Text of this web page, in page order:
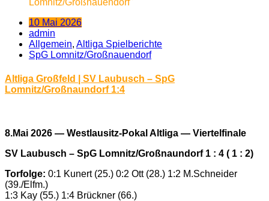
Lomnitz/Großnauendorf"
10 Mai 2026
admin
Allgemein, Altliga Spielberichte
SpG Lomnitz/Großnauendorf
Altliga Großfeld | SV Laubusch – SpG
Lomnitz/Großnaundorf 1:4
8.Mai 2026 — Westlausitz-Pokal Altliga — Viertelfinale
SV Laubusch – SpG Lomnitz/Großnaundorf 1 : 4 ( 1 : 2)
Torfolge: 0:1 Kunert (25.) 0:2 Ott (28.) 1:2 M.Schneider
(39./Elfm.)
1:3 Kay (55.) 1:4 Brückner (66.)